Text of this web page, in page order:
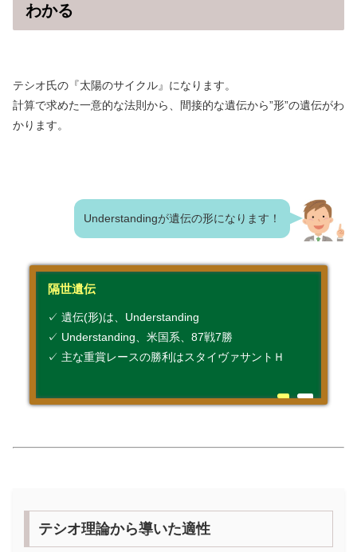
わかる
テシオ氏の『太陽のサイクル』になります。
計算で求めた一意的な法則から、間接的な遺伝から”形”の遺伝がわ
かります。
Understandingが遺伝の形になります！
隔世遺伝
✓ 遺伝(形)は、Understanding
✓ Understanding、米国系、87戦7勝
✓ 主な重賞レースの勝利はスタイヴァサントＨ
テシオ理論から導いた適性